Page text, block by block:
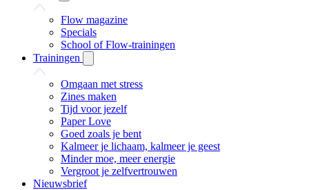
Flow magazine
Specials
School of Flow-trainingen
Trainingen
Omgaan met stress
Zines maken
Tijd voor jezelf
Paper Love
Goed zoals je bent
Kalmeer je lichaam, kalmeer je geest
Minder moe, meer energie
Vergroot je zelfvertrouwen
Nieuwsbrief